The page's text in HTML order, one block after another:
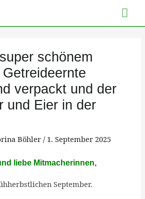
schönem
verpackt und der
und Eier in der
Böhler / 1. September 2025
liebe Mitmacherinnen,
September.